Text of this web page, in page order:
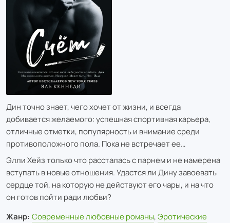
Дин точно знает, чего хочет от жизни, и всегда
добивается желаемого: успешная спортивная карьера,
отличные отметки, популярность и внимание среди
противоположного пола. Пока не встречает ее…
Элли Хейз только что рассталась с парнем и не намерена
вступать в новые отношения. Удастся ли Дину завоевать
сердце той, на которую не действуют его чары, и на что
он готов пойти ради любви?
Жанр: Современные любовные романы,Эротические